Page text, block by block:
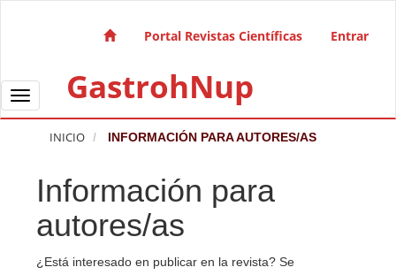
Navegación principal
Barra lateral
Portal Revistas Científicas Entrar
Toggle navigationGastrohNup
INICIO INFORMACIÓN PARA AUTORES/AS
Información para
autores/as
¿Está interesado en publicar en la revista? Se